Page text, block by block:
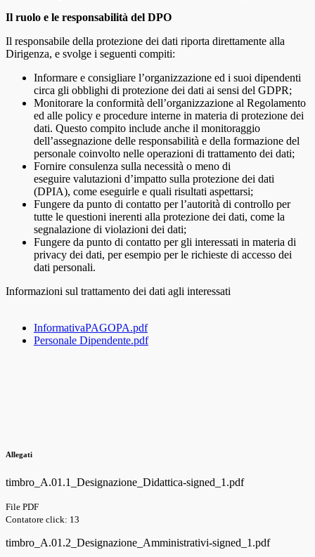
Il ruolo e le responsabilità del DPO
Il responsabile della protezione dei dati riporta direttamente alla
Dirigenza, e svolge i seguenti compiti:
Informare e consigliare l’organizzazione ed i suoi dipendenti
circa gli obblighi di protezione dei dati ai sensi del GDPR;
Monitorare la conformità dell’organizzazione al Regolamento
ed alle policy e procedure interne in materia di protezione dei
dati. Questo compito include anche il monitoraggio
dell’assegnazione delle responsabilità e della formazione del
personale coinvolto nelle operazioni di trattamento dei dati;
Fornire consulenza sulla necessità o meno di
eseguire valutazioni d’impatto sulla protezione dei dati
(DPIA), come eseguirle e quali risultati aspettarsi;
Fungere da punto di contatto per l’autorità di controllo per
tutte le questioni inerenti alla protezione dei dati, come la
segnalazione di violazioni dei dati;
Fungere da punto di contatto per gli interessati in materia di
privacy dei dati, per esempio per le richieste di accesso dei
dati personali.
Informazioni sul trattamento dei dati agli interessati
InformativaPAGOPA.pdf
Personale Dipendente.pdf
Allegati
timbro_A.01.1_Designazione_Didattica-signed_1.pdf
File PDF
Contatore click: 13
timbro_A.01.2_Designazione_Amministrativi-signed_1.pdf